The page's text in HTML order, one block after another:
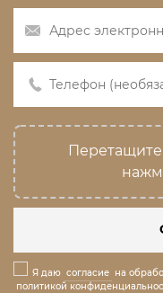
Я даю согласие на
политикой